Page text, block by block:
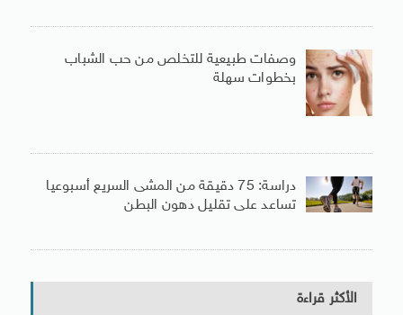
وصفات طبيعية للتخلص من حب الشباب
بخطوات سهلة
دراسة: 75 دقيقة من المشى السريع أسبوعيا
تساعد على تقليل دهون البطن
الأكثر قراءة